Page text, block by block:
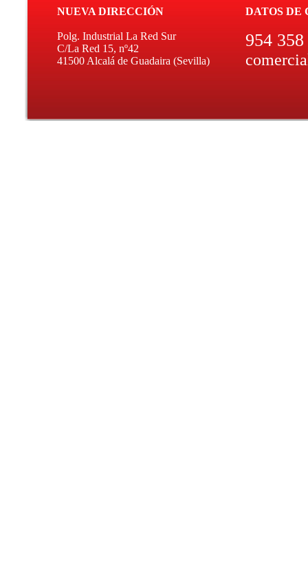
NUEVA DIRECCIÓN
Polg. Industrial La Red Sur
C/La Red 15, nº42
41500 Alcalá de Guadaira (Sevilla)
DATOS DE
954